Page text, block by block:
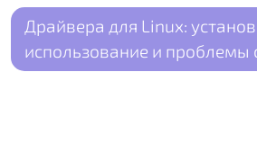
Драйвера для Linux:
использование и проблемы